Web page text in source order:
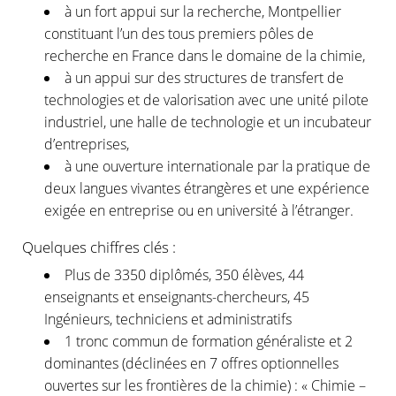
à un fort appui sur la recherche, Montpellier
constituant l’un des tous premiers pôles de
recherche en France dans le domaine de la chimie,
à un appui sur des structures de transfert de
technologies et de valorisation avec une unité pilote
industriel, une halle de technologie et un incubateur
d’entreprises,
à une ouverture internationale par la pratique de
deux langues vivantes étrangères et une expérience
exigée en entreprise ou en université à l’étranger.
Quelques chiffres clés :
Plus de 3350 diplômés, 350 élèves, 44
enseignants et enseignants-chercheurs, 45
Ingénieurs, techniciens et administratifs
1 tronc commun de formation généraliste et 2
dominantes (déclinées en 7 offres optionnelles
ouvertes sur les frontières de la chimie) : « Chimie –